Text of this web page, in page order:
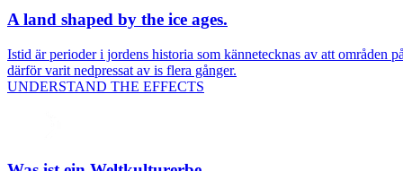
A land shaped by the ice ages.
Istid är perioder i jordens historia som kännetecknas av att områden
därför varit nedpressat av is flera gånger.
UNDERSTAND THE EFFECTS